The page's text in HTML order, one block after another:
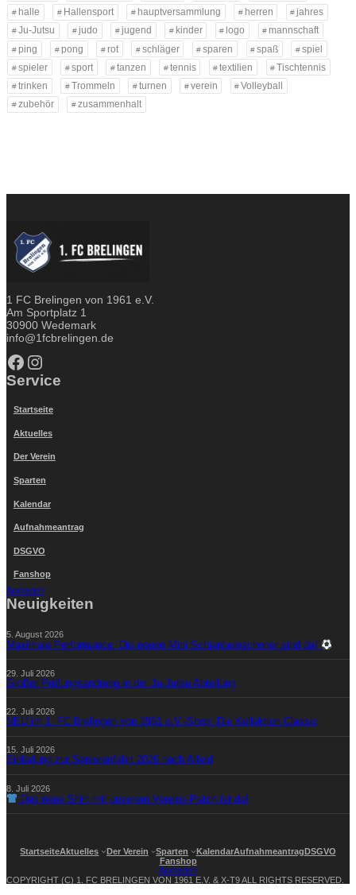
halle
Hallensport hauptversammlung herren
jahres
Ju-Jutsu
judo jugend kinder logo
mannschaft
ping
pong rot schläger sparen spaß
spiel
spieler
sport tanzen tennis textilien
Tischtennis
trinken
Trommeln turnen verein
Volleyball
zubehör
zusammenhalt
1 FC Brelingen von 1961 e.V.
Am Sportplatz 1
30900 Wedemark
info@1fcbrelingen.de
Facebook Instagram
Service
Startseite
Aktuelles
Der Verein
Sparten
Kalendar
Aufnahmeantrag
DSGVO
Fanshop
Anmelden
Neuigkeiten
5. August 2026
Maximale Performance: Die neuen Mini Schienbeinschoner sind da!
29. Juli 2026
Großer Prüfungsandrang in der Ju-Jutsu Abteilung
22. Juli 2026
NEU im 1. FC Brelingen von 1961 e.V.-Shop: Die Kollektion Classic
15. Juli 2026
Einladung zur Seniorenfahrt 2026 nach Alfeld
8. Juli 2026
Das neue Shirt mit unserem Vereins-Patch ist da!
StartseiteAktuelles Der Verein Sparten KalendarAufnahmeantragDSGVO
Fanshop
Anmelden
COPYRIGHT (C) 1. FC BRELINGEN VON 1961 E.V. & X-T9 ALL RIGHTS RESERVED.